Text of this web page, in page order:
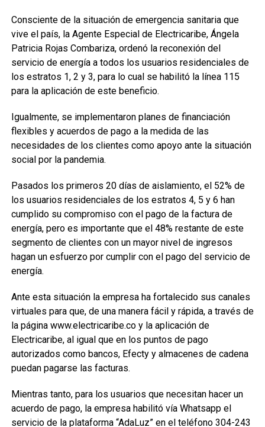
Consciente de la situación de emergencia sanitaria que
vive el país, la Agente Especial de Electricaribe, Ángela
Patricia Rojas Combariza, ordenó la reconexión del
servicio de energía a todos los usuarios residenciales de
los estratos 1, 2 y 3, para lo cual se habilitó la línea 115
para la aplicación de este beneficio.
Igualmente, se implementaron planes de financiación
flexibles y acuerdos de pago a la medida de las
necesidades de los clientes como apoyo ante la situación
social por la pandemia.
Pasados los primeros 20 días de aislamiento, el 52% de
los usuarios residenciales de los estratos 4, 5 y 6 han
cumplido su compromiso con el pago de la factura de
energía, pero es importante que el 48% restante de este
segmento de clientes con un mayor nivel de ingresos
hagan un esfuerzo por cumplir con el pago del servicio de
energía.
Ante esta situación la empresa ha fortalecido sus canales
virtuales para que, de una manera fácil y rápida, a través de
la página www.electricaribe.co y la aplicación de
Electricaribe, al igual que en los puntos de pago
autorizados como bancos, Efecty y almacenes de cadena
puedan pagarse las facturas.
Mientras tanto, para los usuarios que necesitan hacer un
acuerdo de pago, la empresa habilitó vía Whatsapp el
servicio de la plataforma “AdaLuz” en el teléfono 304-243